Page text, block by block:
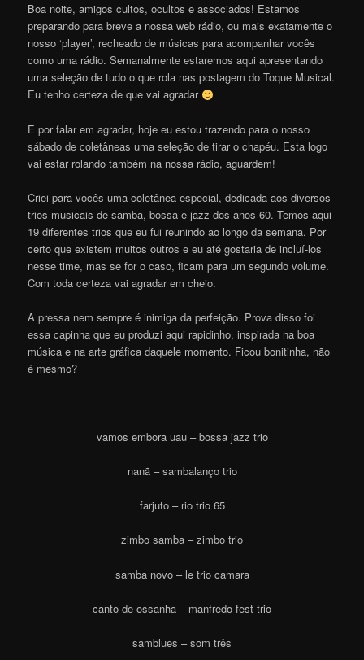
Boa noite, amigos cultos, ocultos e associados! Estamos
preparando para breve a nossa web rádio, ou mais exatamente o
nosso ‘player’, recheado de músicas para acompanhar vocês
como uma rádio. Semanalmente estaremos aqui apresentando
uma seleção de tudo o que rola nas postagem do Toque Musical.
Eu tenho certeza de que vai agradar
E por falar em agradar, hoje eu estou trazendo para o nosso
sábado de coletâneas uma seleção de tirar o chapéu. Esta logo
vai estar rolando também na nossa rádio, aguardem!
Criei para vocês uma coletânea especial, dedicada aos diversos
trios musicais de samba, bossa e jazz dos anos 60. Temos aqui
19 diferentes trios que eu fui reunindo ao longo da semana. Por
certo que existem muitos outros e eu até gostaria de incluí-los
nesse time, mas se for o caso, ficam para um segundo volume.
Com toda certeza vai agradar em cheio.
A pressa nem sempre é inimiga da perfeição. Prova disso foi
essa capinha que eu produzi aqui rapidinho, inspirada na boa
música e na arte gráfica daquele momento. Ficou bonitinha, não
é mesmo?
vamos embora uau – bossa jazz trio
nanã – sambalanço trio
farjuto – rio trio 65
zimbo samba – zimbo trio
samba novo – le trio camara
canto de ossanha – manfredo fest trio
samblues – som três